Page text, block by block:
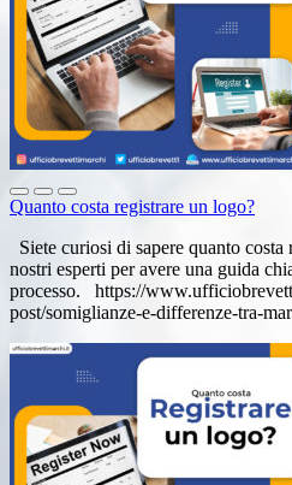
Quanto costa registrare un logo?
Siete curiosi di sapere quanto
nostri esperti per avere una guida
processo. https://
post/somiglianze-e-differenze-tra-